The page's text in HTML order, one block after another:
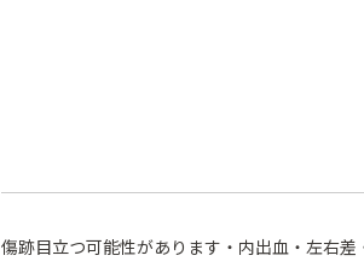
傷跡目立つ可能性があります・内出血・左右